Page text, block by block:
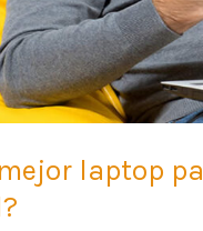
laptop